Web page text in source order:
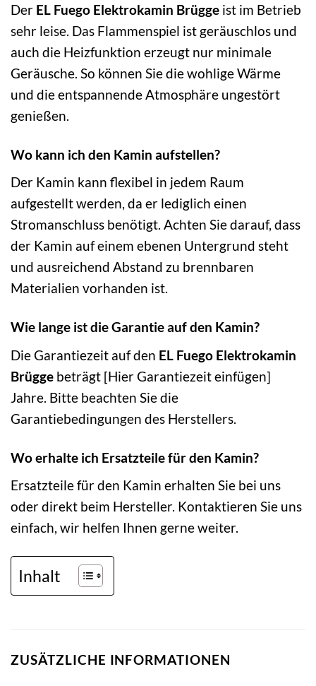
Der EL Fuego Elektrokamin Brügge ist im Betrieb
sehr leise. Das Flammenspiel ist geräuschlos und
auch die Heizfunktion erzeugt nur minimale
Geräusche. So können Sie die wohlige Wärme
und die entspannende Atmosphäre ungestört
genießen.
Wo kann ich den Kamin aufstellen?
Der Kamin kann flexibel in jedem Raum
aufgestellt werden, da er lediglich einen
Stromanschluss benötigt. Achten Sie darauf, dass
der Kamin auf einem ebenen Untergrund steht
und ausreichend Abstand zu brennbaren
Materialien vorhanden ist.
Wie lange ist die Garantie auf den Kamin?
Die Garantiezeit auf den EL Fuego Elektrokamin
Brügge beträgt [Hier Garantiezeit einfügen]
Jahre. Bitte beachten Sie die
Garantiebedingungen des Herstellers.
Wo erhalte ich Ersatzteile für den Kamin?
Ersatzteile für den Kamin erhalten Sie bei uns
oder direkt beim Hersteller. Kontaktieren Sie uns
einfach, wir helfen Ihnen gerne weiter.
Inhalt
ZUSÄTZLICHE INFORMATIONEN